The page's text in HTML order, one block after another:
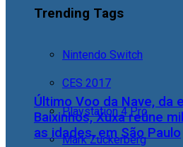
Trending Tags
Nintendo Switch
CES 2017
Playstation 4 Pro
Mark Zuckerberg
Último Voo da Nave, da
Baixinhos, Xuxa reúne
as idades, em São Paulo